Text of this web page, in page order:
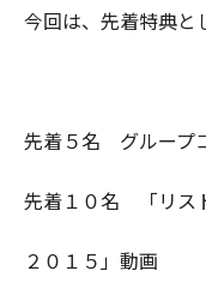
今回は、先着特典と
先着５名 グループ
先着１０名 「リス
２０１５」動画